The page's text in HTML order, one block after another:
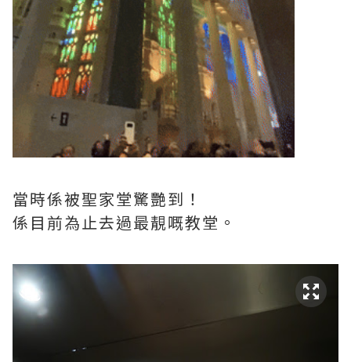
當時係被聖家堂驚艷到！
係目前為止去過最靚嘅教堂。